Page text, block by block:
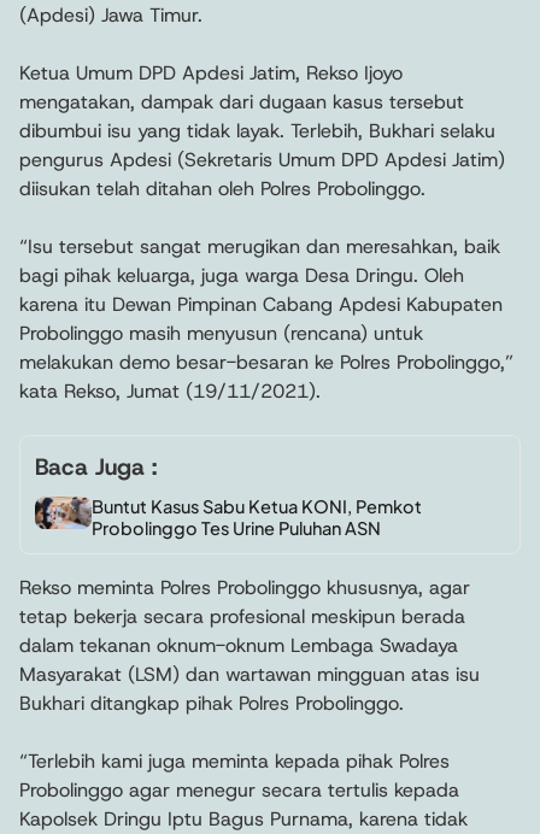
(Apdesi) Jawa Timur.
Ketua Umum DPD Apdesi Jatim, Rekso Ijoyo
mengatakan, dampak dari dugaan kasus tersebut
dibumbui isu yang tidak layak. Terlebih, Bukhari selaku
pengurus Apdesi (Sekretaris Umum DPD Apdesi Jatim)
diisukan telah ditahan oleh Polres Probolinggo.
“Isu tersebut sangat merugikan dan meresahkan, baik
bagi pihak keluarga, juga warga Desa Dringu. Oleh
karena itu Dewan Pimpinan Cabang Apdesi Kabupaten
Probolinggo masih menyusun (rencana) untuk
melakukan demo besar-besaran ke Polres Probolinggo,”
kata Rekso, Jumat (19/11/2021).
Baca Juga :
Buntut Kasus Sabu Ketua KONI, Pemkot
Probolinggo Tes Urine Puluhan ASN
Rekso meminta Polres Probolinggo khususnya, agar
tetap bekerja secara profesional meskipun berada
dalam tekanan oknum-oknum Lembaga Swadaya
Masyarakat (LSM) dan wartawan mingguan atas isu
Bukhari ditangkap pihak Polres Probolinggo.
“Terlebih kami juga meminta kepada pihak Polres
Probolinggo agar menegur secara tertulis kepada
Kapolsek Dringu Iptu Bagus Purnama, karena tidak